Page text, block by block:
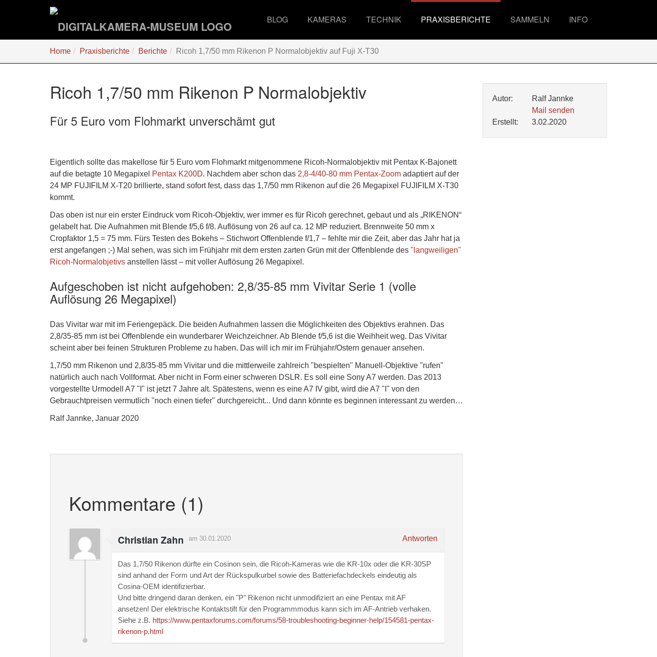
BLOG KAMERAS TECHNIK PRAXISBERICHTE SAMMELN INFO
sind
Home Praxisberichte Berichte Ricoh 1,7/50 mm Rikenon P Normalobjektiv auf Fuji X-T30
Ricoh 1,7/50 mm Rikenon P Normalobjektiv
Für 5 Euro vom Flohmarkt unverschämt gut
Eigentlich sollte das makellose für 5 Euro vom Flohmarkt mitgenommene Ricoh-Normalobjektiv mit Pentax K-Bajonett
auf die betagte 10 Megapixel Pentax K200D. Nachdem aber schon das 2,8-4/40-80 mm Pentax-Zoom adaptiert auf der
24 MP FUJIFILM X-T20 brillierte, stand sofort fest, dass das 1,7/50 mm Rikenon auf die 26 Megapixel FUJIFILM X-T30
kommt.
Das oben ist nur ein erster Eindruck vom Ricoh-Objektiv, wer immer es für Ricoh gerechnet, gebaut und als „RIKENON“
gelabelt hat. Die Aufnahmen mit Blende f/5,6 f/8. Auflösung von 26 auf ca. 12 MP reduziert. Brennweite 50 mm x
Cropfaktor 1,5 = 75 mm. Fürs Testen des Bokehs – Stichwort Offenblende f/1,7 – fehlte mir die Zeit, aber das Jahr hat ja
erst angefangen ;-) Mal sehen, was sich im Frühjahr mit dem ersten zarten Grün mit der Offenblende des "langweiligen"
Ricoh-Normalobjetivs anstellen lässt – mit voller Auflösung 26 Megapixel.
Aufgeschoben ist nicht aufgehoben: 2,8/35-85 mm Vivitar Serie 1 (volle
Auflösung 26 Megapixel)
Das Vivitar war mit im Feriengepäck. Die beiden Aufnahmen lassen die Möglichkeiten des Objektivs erahnen. Das
2,8/35-85 mm ist bei Offenblende ein wunderbarer Weichzeichner. Ab Blende f/5,6 ist die Weihheit weg. Das Vivitar
scheint aber bei feinen Strukturen Probleme zu haben. Das will ich mir im Frühjahr/Ostern genauer ansehen.
1,7/50 mm Rikenon und 2,8/35-85 mm Vivitar und die mittlerweile zahlreich "bespielten" Manuell-Objektive "rufen"
natürlich auch nach Vollformat. Aber nicht in Form einer schweren DSLR. Es soll eine Sony A7 werden. Das 2013
vorgestellte Urmodell A7 "I" ist jetzt 7 Jahre alt. Spätestens, wenn es eine A7 IV gibt, wird die A7 "I" von den
Gebrauchtpreisen vermutlich "noch einen tiefer" durchgereicht... Und dann könnte es beginnen interessant zu werden…
Ralf Jannke, Januar 2020
Kommentare (1)
Christian Zahn am 30.01.2020 Antworten
Das 1,7/50 Rikenon dürfte ein Cosinon sein, die Ricoh-Kameras wie die KR-10x oder die KR-30SP
sind anhand der Form und Art der Rückspulkurbel sowie des Batteriefachdeckels eindeutig als
Cosina-OEM identifizierbar.
Und bitte dringend daran denken, ein "P" Rikenon nicht unmodifiziert an eine Pentax mit AF
ansetzen! Der elektrische Kontaktstift für den Programmmodus kann sich im AF-Antrieb verhaken.
Siehe z.B. https://www.pentaxforums.com/forums/58-troubleshooting-beginner-help/154581-pentax-
rikenon-p.html
Autor:
Ralf Jannke
Mail senden
Erstellt:
3.02.2020